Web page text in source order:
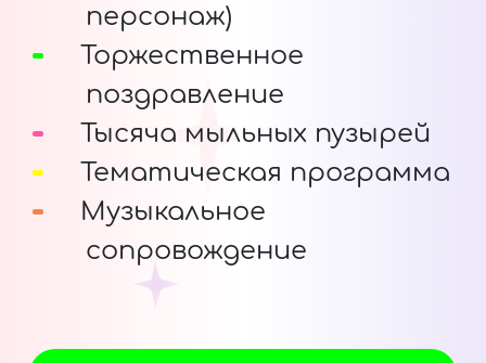
персонаж)
Торжественное
поздравление
Тысяча мыльных пузырей
Тематическая программа
Музыкальное
сопровождение